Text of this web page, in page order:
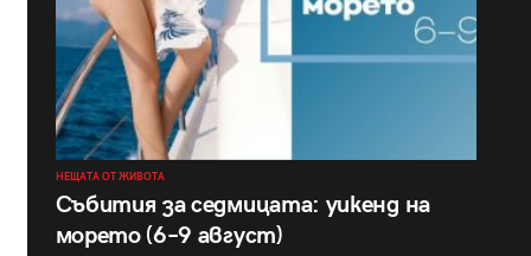
НЕЩАТА ОТ ЖИВОТА
Събития за седмицата: уикенд на
морето (6–9 август)